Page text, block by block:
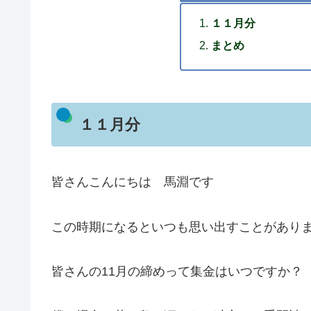
１１月分
まとめ
１１月分
皆さんこんにちは 馬淵です
この時期になるといつも思い出すことがあり
皆さんの11月の締めって集金はいつですか？